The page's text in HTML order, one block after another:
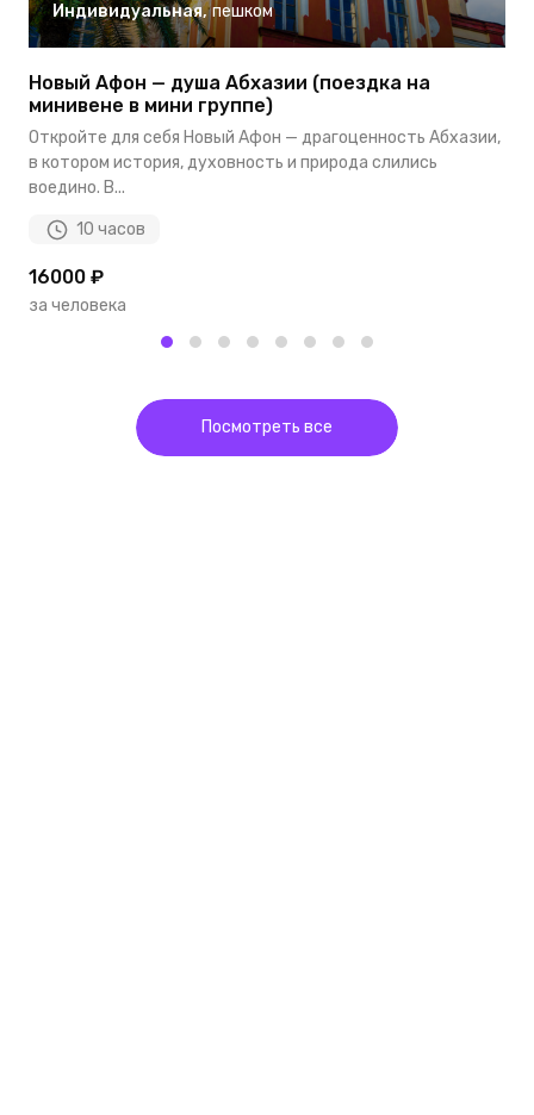
Индивидуальная, пешком
Новый Афон — душа Абхазии (поездка на
минивене в мини группе)
Откройте для себя Новый Афон — драгоценность Абхазии,
в котором история, духовность и природа слились
воедино. В...
10 часов
16000 ₽
за человека
Посмотреть все